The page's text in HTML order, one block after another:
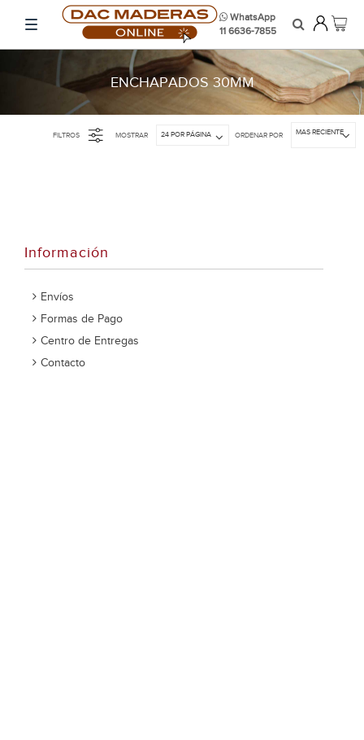
WhatsApp
11 6636-7855
ENCHAPADOS 30MM
Información
Envíos
Formas de Pago
Centro de Entregas
Contacto
FILTROS MOSTRAR 24 POR PÁGINA ORDENAR POR MAS RECIENTE